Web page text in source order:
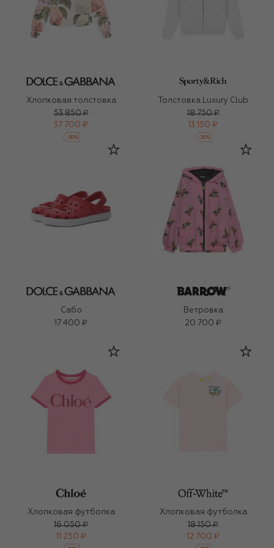
Хлопковая толстовка
53 850 ₽
37 700 ₽
-30%
Толстовка Luxury Club
18 750 ₽
13 150 ₽
-30%
Сабо
17 400 ₽
Ветровка
20 700 ₽
Хлопковая футболка
16 050 ₽
11 250 ₽
Хлопковая футболка
18 150 ₽
12 700 ₽